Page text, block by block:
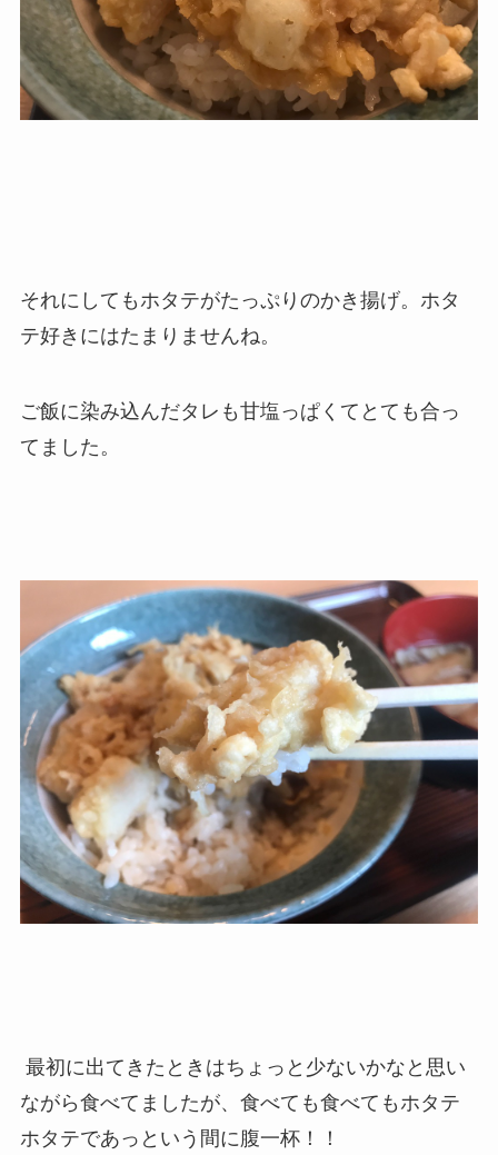
それにしてもホタテがたっぷりのかき揚げ。ホタ
テ好きにはたまりませんね。
ご飯に染み込んだタレも甘塩っぱくてとても合っ
てました。
最初に出てきたときはちょっと少ないかなと思い
ながら食べてましたが、食べても食べてもホタテ
ホタテであっという間に腹一杯！！